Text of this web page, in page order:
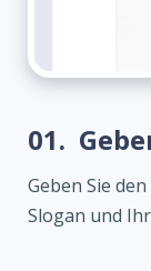
01.
Geben Sie
Slogan und